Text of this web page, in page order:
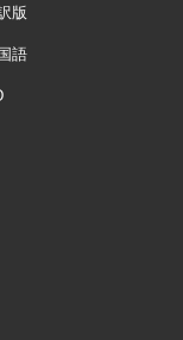
版
語